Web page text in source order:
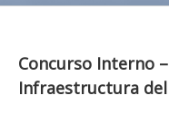
Concurso Interno
Infraestructura